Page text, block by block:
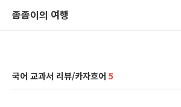
좀좀이의 여행
국어 교과서 리뷰/카자흐어 5